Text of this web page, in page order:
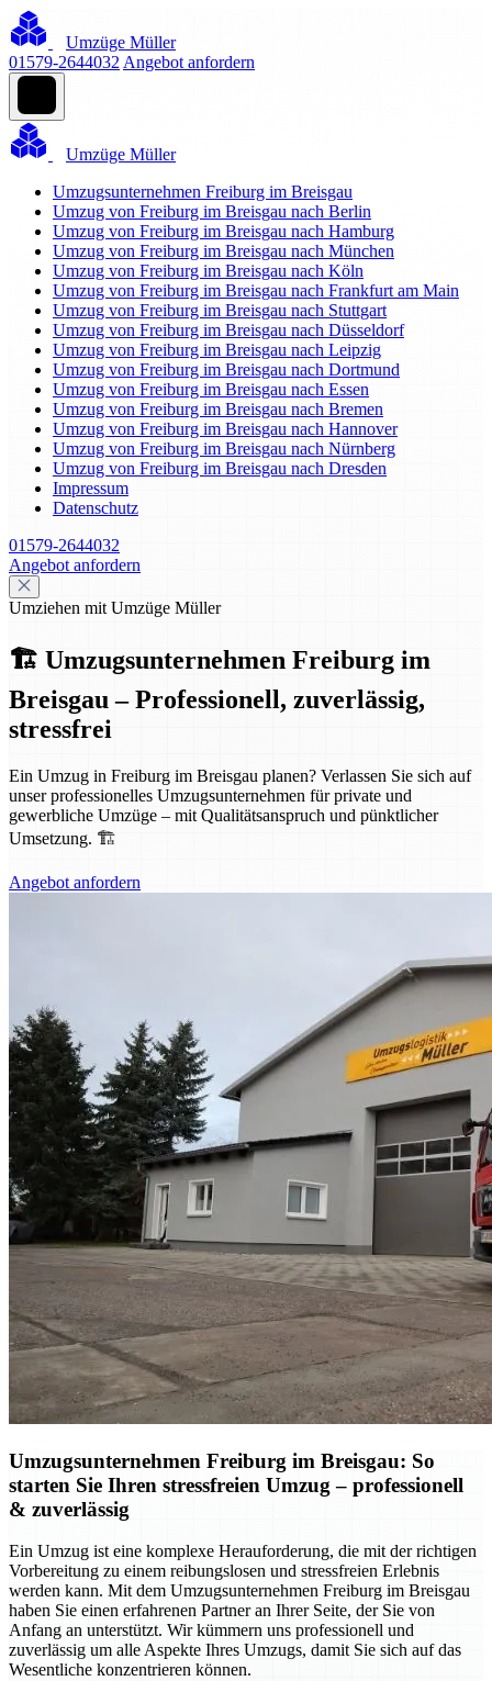
Umzüge Müller
01579-2644032 Angebot anfordern
Umzüge Müller
Umzugsunternehmen Freiburg im Breisgau
Umzug von Freiburg im Breisgau nach Berlin
Umzug von Freiburg im Breisgau nach Hamburg
Umzug von Freiburg im Breisgau nach München
Umzug von Freiburg im Breisgau nach Köln
Umzug von Freiburg im Breisgau nach Frankfurt am Main
Umzug von Freiburg im Breisgau nach Stuttgart
Umzug von Freiburg im Breisgau nach Düsseldorf
Umzug von Freiburg im Breisgau nach Leipzig
Umzug von Freiburg im Breisgau nach Dortmund
Umzug von Freiburg im Breisgau nach Essen
Umzug von Freiburg im Breisgau nach Bremen
Umzug von Freiburg im Breisgau nach Hannover
Umzug von Freiburg im Breisgau nach Nürnberg
Umzug von Freiburg im Breisgau nach Dresden
Impressum
Datenschutz
01579-2644032
Angebot anfordern
Umziehen mit Umzüge Müller
🏗️ Umzugsunternehmen Freiburg im
Breisgau – Professionell, zuverlässig,
stressfrei
Ein Umzug in Freiburg im Breisgau planen? Verlassen Sie sich auf
unser professionelles Umzugsunternehmen für private und
gewerbliche Umzüge – mit Qualitätsanspruch und pünktlicher
Umsetzung. 🏗️
Angebot anfordern
Umzugsunternehmen Freiburg im Breisgau: So
starten Sie Ihren stressfreien Umzug – professionell
& zuverlässig
Ein Umzug ist eine komplexe Herauforderung, die mit der richtigen
Vorbereitung zu einem reibungslosen und stressfreien Erlebnis
werden kann. Mit dem Umzugsunternehmen Freiburg im Breisgau
haben Sie einen erfahrenen Partner an Ihrer Seite, der Sie von
Anfang an unterstützt. Wir kümmern uns professionell und
zuverlässig um alle Aspekte Ihres Umzugs, damit Sie sich auf das
Wesentliche konzentrieren können.